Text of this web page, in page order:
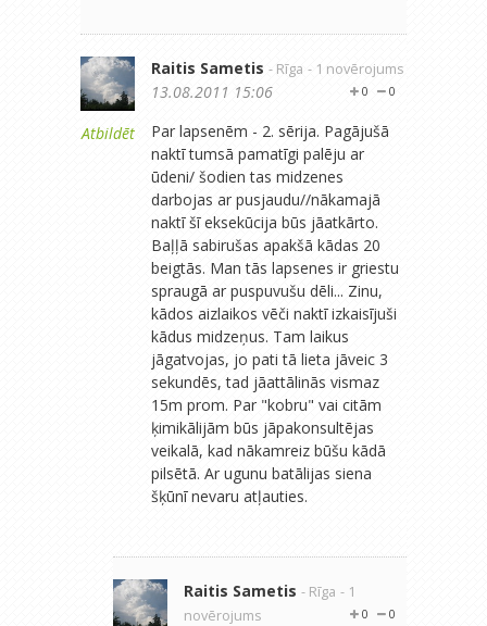
Atbildēt
Raitis Sametis - Rīga - 1 novērojums
0
0
13.08.2011 15:06
Par lapsenēm - 2. sērija. Pagājušā
naktī tumsā pamatīgi palēju ar
ūdeni/ šodien tas midzenes
darbojas ar pusjaudu//nākamajā
naktī šī eksekūcija būs jāatkārto.
Baļļā sabirušas apakšā kādas 20
beigtās. Man tās lapsenes ir griestu
spraugā ar puspuvušu dēli... Zinu,
kādos aizlaikos vēči naktī izkaisījuši
kādus midzeņus. Tam laikus
jāgatvojas, jo pati tā lieta jāveic 3
sekundēs, tad jāattālinās vismaz
15m prom. Par "kobru" vai citām
ķimikālijām būs jāpakonsultējas
veikalā, kad nākamreiz būšu kādā
pilsētā. Ar ugunu batālijas siena
šķūnī nevaru atļauties.
Raitis Sametis - Rīga - 1
novērojums
0
0